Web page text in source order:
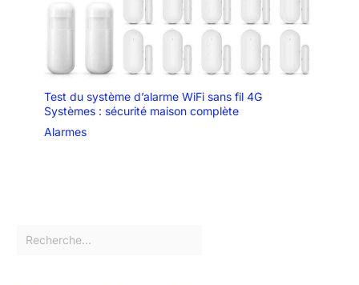
Test du système d’alarme WiFi sans fil 4G
Systèmes : sécurité maison complète
Alarmes